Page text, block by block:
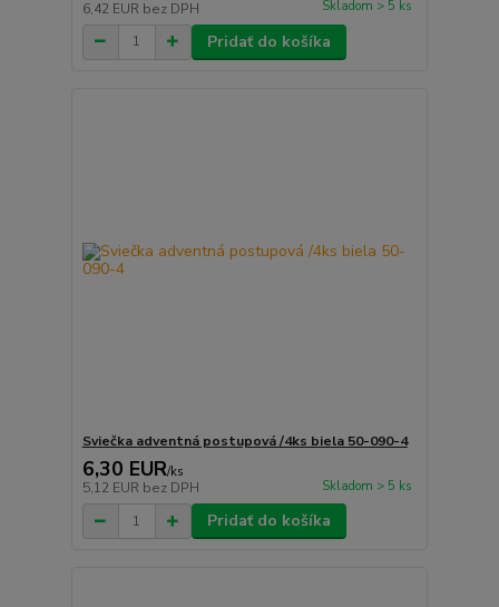
6,42 EUR bez DPH Skladom > 5 ks
Pridať do košíka
Sviečka adventná postupová /4ks biela 50-090-4
6,30 EUR/ks
5,12 EUR bez DPH Skladom > 5 ks
Pridať do košíka